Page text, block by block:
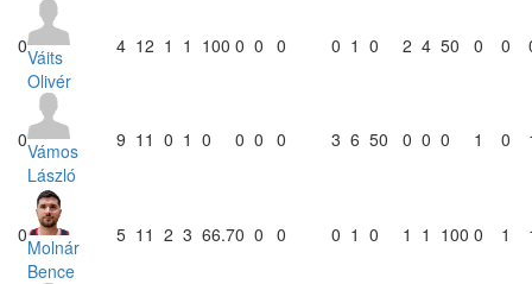
0Váits
Olivér
4 12 1 1 100 0 0 0 0 1 0 2 4 50 0 0
0Vámos
László
9 11 0 1 0 0 0 0 3 6 50 0 0 0 1 0
0
Molnár
Bence
5 11 2 3 66.70 0 0 0 1 0 1 1 100 0 1